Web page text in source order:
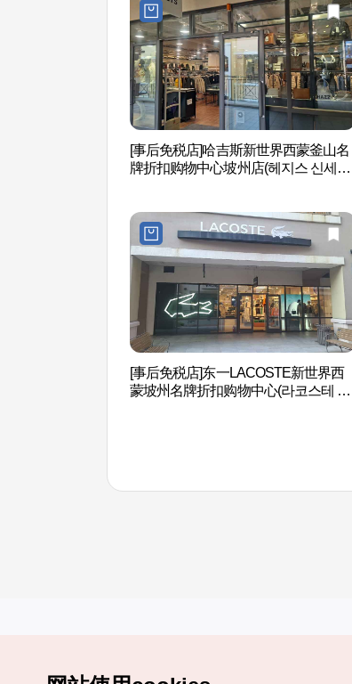
[事后免税店]哈吉斯新世界西蒙釜山名
牌折扣购物中心坡州店(헤지스 신세계
[事后免税店]东一LACOSTE新世界西
蒙坡州名牌折扣购物中心(라코스테 신